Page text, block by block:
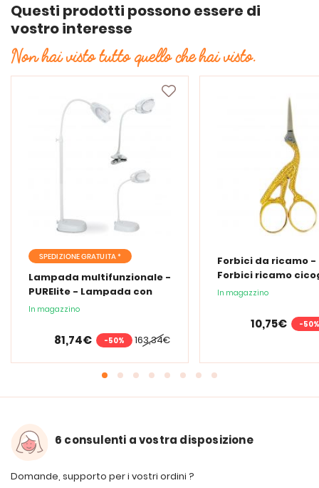
Questi prodotti possono essere di
vostro interesse
Non hai visto tutto quello che hai visto.
SPEDIZIONE GRATUITA *
Lampada multifunzionale -
PURElite - Lampada con
lente d'ingrandimento
In magazzino
163,34€
81,74€ -50%
Forbici da ricamo -
Forbici ricamo
In magazzino
10,75€ -50%
6 consulenti a vostra disposizione
Domande, supporto per i vostri ordini ?